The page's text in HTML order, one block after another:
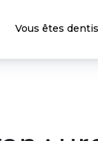
Vous êtes